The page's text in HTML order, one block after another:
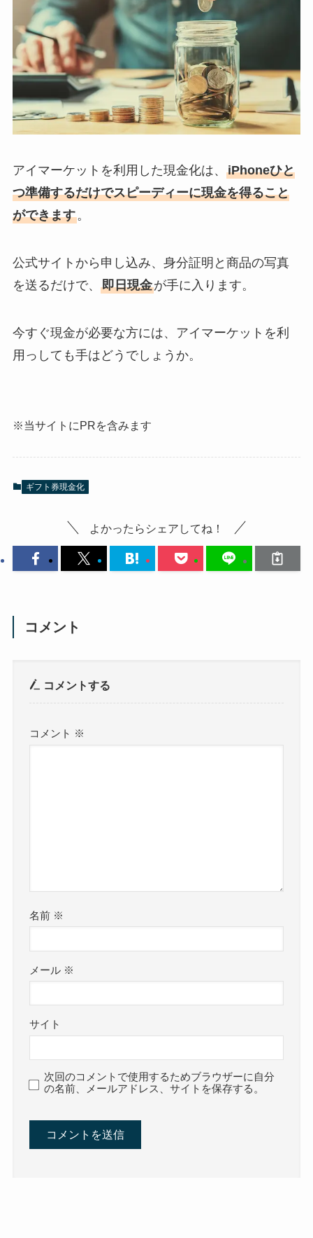
アイマーケットを利用した現金化は、 iPhoneひと
つ準備するだけでスピーディーに現金を得ること
ができます。
公式サイトから申し込み、身分証明と商品の写真
を送るだけで、 即日現金が手に入ります。
今すぐ現金が必要な方には、アイマーケットを利
用っしても手はどうでしょうか。
※当サイトにPRを含みます
ギフト券現金化
よかったらシェアしてね！
コメント
コメントする
コメント ※
名前 ※
メール ※
サイト
次回のコメントで使用するためブラウザーに自分
の名前、メールアドレス、サイトを保存する。